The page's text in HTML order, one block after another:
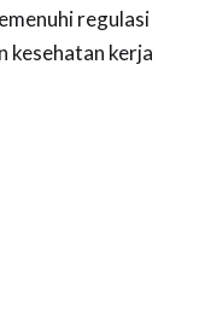
regulasi
kesehatan kerja